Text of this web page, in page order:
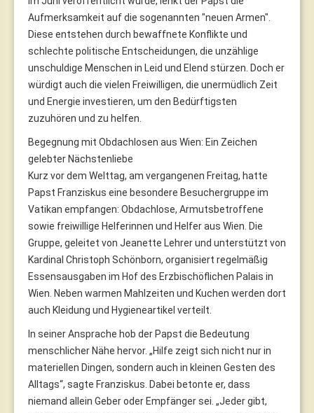
Aufmerksamkeit auf die sogenannten "neuen Armen".
Diese entstehen durch bewaffnete Konflikte und
schlechte politische Entscheidungen, die unzählige
unschuldige Menschen in Leid und Elend stürzen. Doch er
würdigt auch die vielen Freiwilligen, die unermüdlich Zeit
und Energie investieren, um den Bedürftigsten
zuzuhören und zu helfen.
Begegnung mit Obdachlosen aus Wien: Ein Zeichen
gelebter Nächstenliebe
Kurz vor dem Welttag, am vergangenen Freitag, hatte
Papst Franziskus eine besondere Besuchergruppe im
Vatikan empfangen: Obdachlose, Armutsbetroffene
sowie freiwillige Helferinnen und Helfer aus Wien. Die
Gruppe, geleitet von Jeanette Lehrer und unterstützt von
Kardinal Christoph Schönborn, organisiert regelmäßig
Essensausgaben im Hof des Erzbischöflichen Palais in
Wien. Neben warmen Mahlzeiten und Kuchen werden dort
auch Kleidung und Hygieneartikel verteilt.
In seiner Ansprache hob der Papst die Bedeutung
menschlicher Nähe hervor. „Hilfe zeigt sich nicht nur in
materiellen Dingen, sondern auch in kleinen Gesten des
Alltags“, sagte Franziskus. Dabei betonte er, dass
niemand allein Geber oder Empfänger sei. „Jeder gibt,